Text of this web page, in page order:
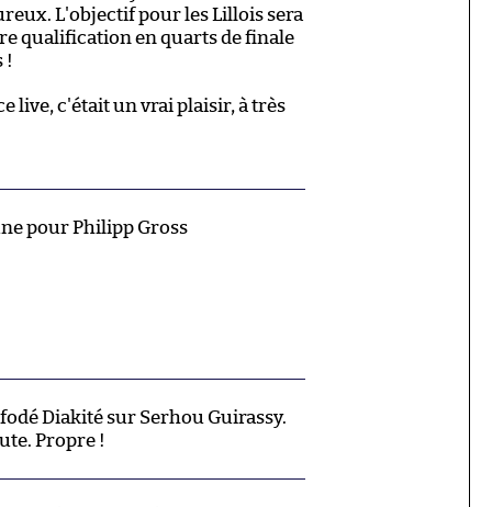
L'objectif pour les Lillois sera
qualification en quarts de finale
!
live, c'était un vrai plaisir, à très
pour Philipp Gross
Diakité sur Serhou Guirassy.
Propre !